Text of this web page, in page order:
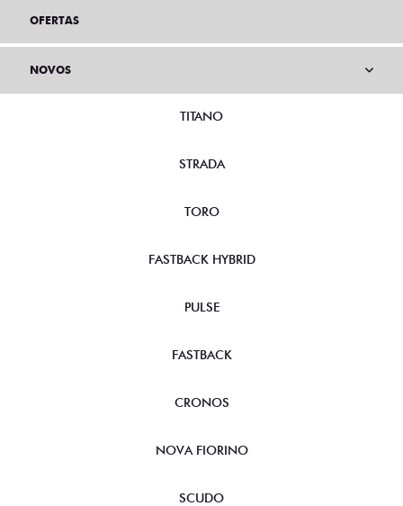
OFERTAS
NOVOS
TITANO
STRADA
TORO
FASTBACK HYBRID
PULSE
FASTBACK
CRONOS
NOVA FIORINO
SCUDO